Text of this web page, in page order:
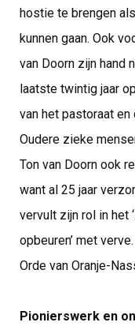
hostie te brengen
kunnen gaan. Ook
van Doorn zijn hand
laatste twintig jaar
van het pastoraat
Oudere zieke
Ton van Doorn ook
want al 25 jaar
vervult zijn rol in het
opbeuren’ met
Orde van Oranje-
Pionierswerk en